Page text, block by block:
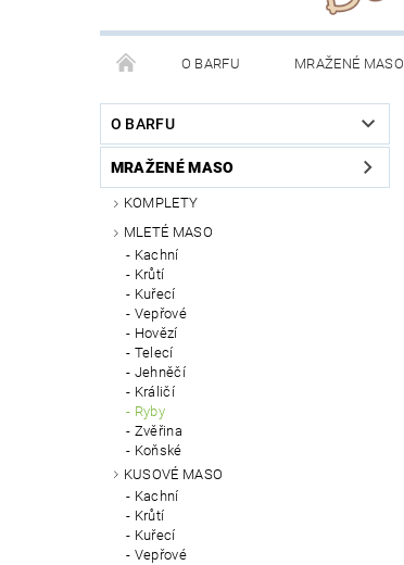
O BARFU MRAŽENÉ MASO
VÝCVIK PSŮ DOPRAVA A PLATBA
O BARFU
MRAŽENÉ MASO
KOMPLETY
MLETÉ MASO
Kachní
Krůtí
Kuřecí
Vepřové
Hovězí
Telecí
Jehněčí
Králičí
Ryby
Zvěřina
Koňské
KUSOVÉ MASO
Kachní
Krůtí
Kuřecí
Vepřové